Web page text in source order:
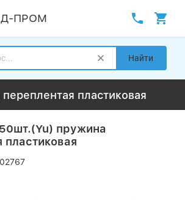
ПРОМ
Найти
пластиковая
пружина
пластиковая